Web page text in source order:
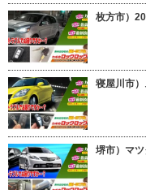
枚方市）
寝屋川市
堺市）マ